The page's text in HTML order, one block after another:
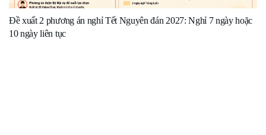
Đề xuất 2 phương án nghỉ Tết Nguyên đán 2027: Nghỉ 7 ngày hoặc
10 ngày liên tục